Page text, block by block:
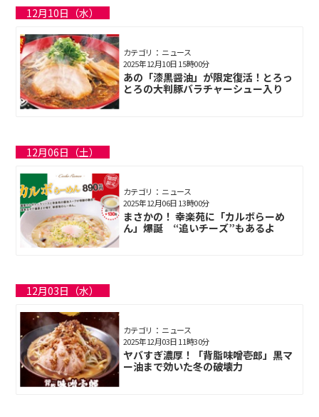
12月10日（水）
カテゴリ： ニュース
あの「漆黒醤油」が限定復活！とろっ
とろの大判豚バラチャーシュー入り
2025年12月10日 15時00分
12月06日（土）
カテゴリ： ニュース
まさかの！ 幸楽苑に「カルボらーめ
ん」爆誕 “追いチーズ”もあるよ
2025年12月06日 13時00分
12月03日（水）
カテゴリ： ニュース
ヤバすぎ濃厚！「背脂味噌壱郎」黒マ
ー油まで効いた冬の破壊力
2025年12月03日 11時30分